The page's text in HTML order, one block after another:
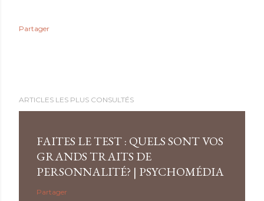
Partager
ARTICLES LES PLUS CONSULTÉS
FAITES LE TEST : QUELS SONT VOS
GRANDS TRAITS DE
PERSONNALITÉ? | PSYCHOMÉDIA
Partager